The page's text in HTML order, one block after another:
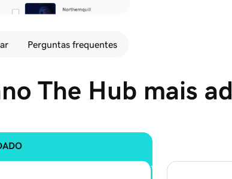
Perguntas frequentes
The Hub mais